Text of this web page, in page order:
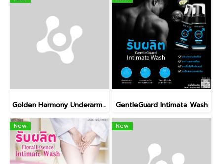
Golden Harmony Underarm Balm GentleGuard Intimate Wash
New New